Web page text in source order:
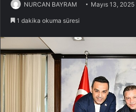
NURCAN BAYRAM Mayıs 13, 2025
1 dakika okuma süresi